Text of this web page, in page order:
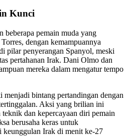
Kunci
beberapa pemain muda yang
dengan kemampuannya
pilar penyerangan Spanyol, meski
pertahanan Irak. Dani Olmo dan
mereka dalam mengatur tempo
menjadi bintang pertandingan dengan
Aksi yang brilian ini
dan kepercayaan diri pemain
berusaha keras untuk
keunggulan Irak di menit ke-27